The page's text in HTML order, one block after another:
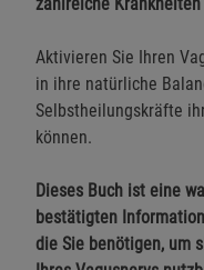
Aktivieren Sie Ihren
in ihre natürliche
Selbstheilungskräfte
können.
Dieses Buch ist eine
bestätigten
die Sie benötigen, um
Einstellungen
Zurück Einstellungen
Einwilligung
Notwendige